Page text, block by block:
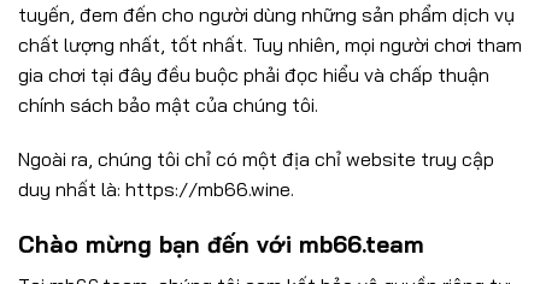
tuyến, đem đến cho người dùng những sản phẩm dịch vụ
chất lượng nhất, tốt nhất. Tuy nhiên, mọi người chơi tham
gia chơi tại đây đều buộc phải đọc hiểu và chấp thuận
chính sách bảo mật của chúng tôi.
Ngoài ra, chúng tôi chỉ có một địa chỉ website truy cập
duy nhất là: https://mb66.wine.
Chào mừng bạn đến với mb66.team